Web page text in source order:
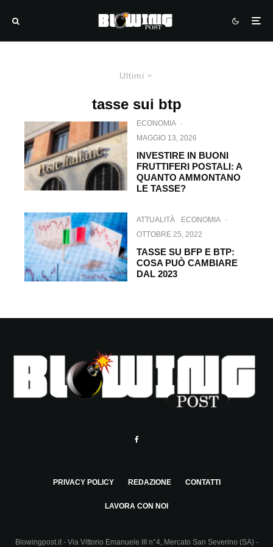
Ultimi
tasse sui btp
ECONOMIA ·
MAGGIO 13, 2026
INVESTIRE IN BUONI
FRUTTIFERI POSTALI: A
QUANTO AMMONTANO
LE TASSE?
ATTUALITÀ ECONOMIA ·
OTTOBRE 25, 2022
TASSE SU BFP E BTP:
COSA PUÒ CAMBIARE
DAL 2023
PRIVACY POLICY REDAZIONE CONTATTI
LAVORA CON NOI
Blowingpost.it - Via Vittorio Emanuele III n°4, Mercato San Severino (SA) -